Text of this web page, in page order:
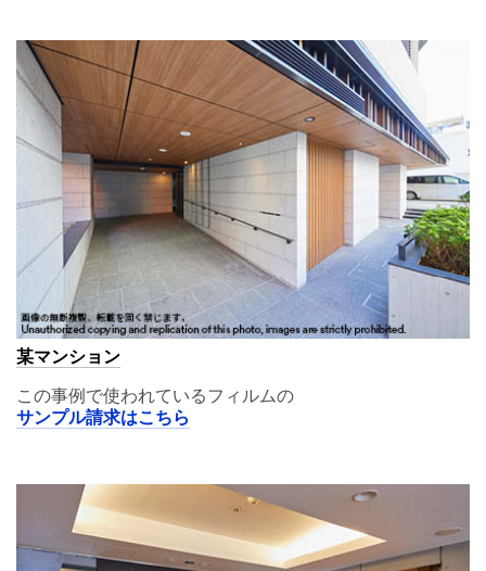
某マンション
この事例で使われているフィルムの
サンプル請求はこちら